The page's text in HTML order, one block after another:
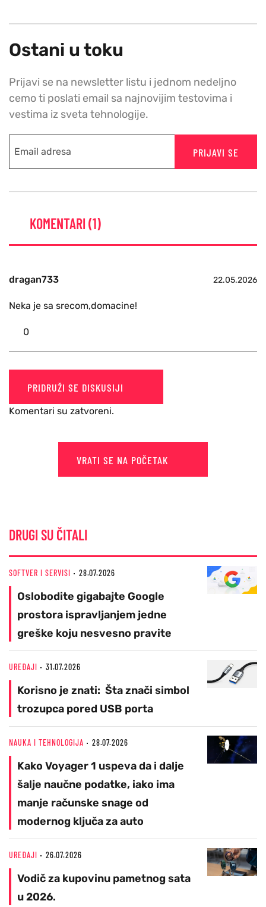
Ostani u toku
Prijavi se na newsletter listu i jednom nedeljno
cemo ti poslati email sa najnovijim testovima i
vestima iz sveta tehnologije.
PRIJAVI SE
KOMENTARI (1)
dragan733 22.05.2026
Neka je sa srecom,domacine!
0
PRIDRUŽI SE DISKUSIJI
Komentari su zatvoreni.
VRATI SE NA POČETAK
DRUGI SU ČITALI
SOFTVER I SERVISI 28.07.2026
Oslobodite gigabajte Google
prostora ispravljanjem jedne
greške koju nesvesno pravite
UREĐAJI 31.07.2026
Korisno je znati: Šta znači simbol
trozupca pored USB porta
NAUKA I TEHNOLOGIJA 28.07.2026
Kako Voyager 1 uspeva da i dalje
šalje naučne podatke, iako ima
manje računske snage od
modernog ključa za auto
UREĐAJI 26.07.2026
Vodič za kupovinu pametnog sata
u 2026.